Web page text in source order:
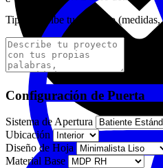
Tip:
Describe tu proyecto
Configuración de Puerta
Sistema de Apertura
Ubicación
Diseño de Hoja
Material Base